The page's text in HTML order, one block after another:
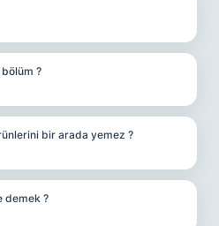
?
bir arada yemez ?
demek ?